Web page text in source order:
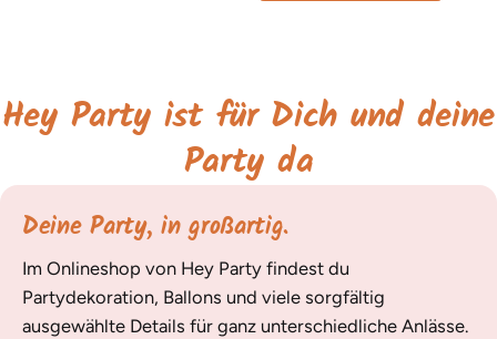
Hey Party ist für Dich und deine
Party da
Deine Party, in großartig.
Im Onlineshop von Hey Party findest du
Partydekoration, Ballons und viele sorgfältig
ausgewählte Details für ganz unterschiedliche Anlässe.